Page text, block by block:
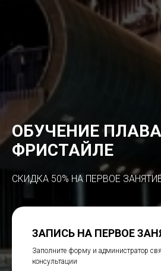
ОБУЧЕНИЕ
ФРИСТАЙЛЕ
СКИДКА 50% НА ПЕРВОЕ
ЗАПИСЬ НА ПЕРВОЕ
Заполните форму и администратор
консультации